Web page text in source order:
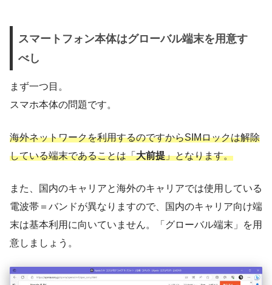
スマートフォン本体はグローバル端末を用意す
べし
まず一つ目。
スマホ本体の問題です。
海外ネットワークを利用するのですからSIMロックは解除
している端末であることは「大前提」となります。
また、国内のキャリアと海外のキャリアでは使用している
電波帯＝バンドが異なりますので、国内のキャリア向け端
末は基本利用に向いていません。「グローバル端末」を用
意しましょう。